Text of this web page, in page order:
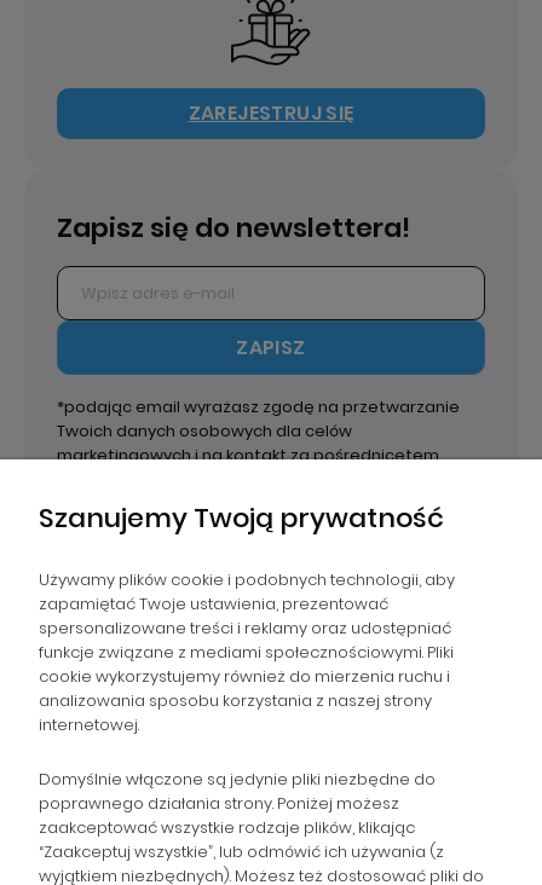
ZAREJESTRUJ SIĘ
Zapisz się do newslettera!
ZAPISZ
*podając email wyrażasz zgodę na przetwarzanie
Twoich danych osobowych dla celów
marketingowych i na kontakt za pośrednicetem
NAWIGACJA
POMOC
ZAMÓWIENIA
POPULARNE KATEGORIE
Szanujemy Twoją prywatność
Używamy plików cookie i podobnych technologii, aby
zapamiętać Twoje ustawienia, prezentować
spersonalizowane treści i reklamy oraz udostępniać
funkcje związane z mediami społecznościowymi. Pliki
cookie wykorzystujemy również do mierzenia ruchu i
analizowania sposobu korzystania z naszej strony
internetowej.
Domyślnie włączone są jedynie pliki niezbędne do
poprawnego działania strony. Poniżej możesz
zaakceptować wszystkie rodzaje plików, klikając
“Zaakceptuj wszystkie”, lub odmówić ich używania (z
wyjątkiem niezbędnych). Możesz też dostosować pliki do